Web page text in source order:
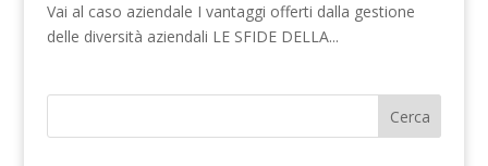
Vai al caso aziendale I vantaggi offerti dalla gestione
delle diversità aziendali LE SFIDE DELLA...